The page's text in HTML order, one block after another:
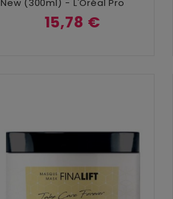
New (300ml) - L'Oréal Pro
15,78 €